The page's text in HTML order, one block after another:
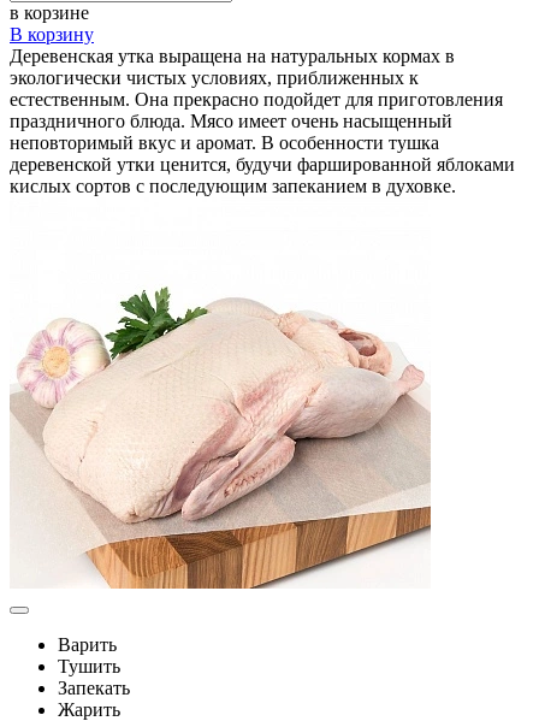
в корзине
В корзину
Деревенская утка выращена на натуральных кормах в
экологически чистых условиях, приближенных к
естественным. Она прекрасно подойдет для приготовления
праздничного блюда. Мясо имеет очень насыщенный
неповторимый вкус и аромат. В особенности тушка
деревенской утки ценится, будучи фаршированной яблоками
кислых сортов с последующим запеканием в духовке.
Варить
Тушить
Запекать
Жарить